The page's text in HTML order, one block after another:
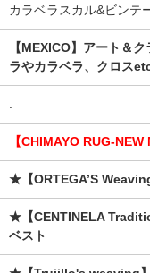
カラベラスカル&ビンテ
【MEXICO】アート＆
ラやカラベラ、クロス
.
【CHIMAYO RUG-
★【ORTEGA’S
★【CENTINELA
ベスト